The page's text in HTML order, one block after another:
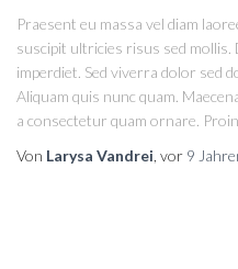
Praesent eu massa vel diam
suscipit ultricies risus sed
imperdiet. Sed viverra dolor sed
Aliquam quis nunc quam.
a consectetur quam ornare.
Von Larysa Vandrei , vor 9